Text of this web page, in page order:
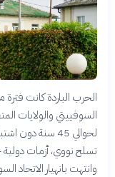
الحرب الباردة كانت فترة
السوفييتي والولايات
لحوالي 45 سنة
تسلح نووي، أزمات
وانتهت بانهيار الاتحاد